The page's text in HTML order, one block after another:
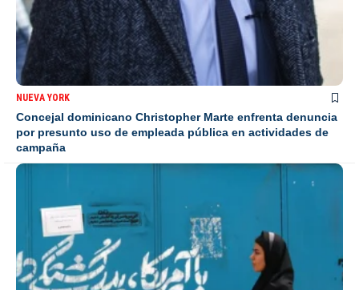
NUEVA YORK
Concejal dominicano Christopher Marte enfrenta denuncia
por presunto uso de empleada pública en actividades de
campaña